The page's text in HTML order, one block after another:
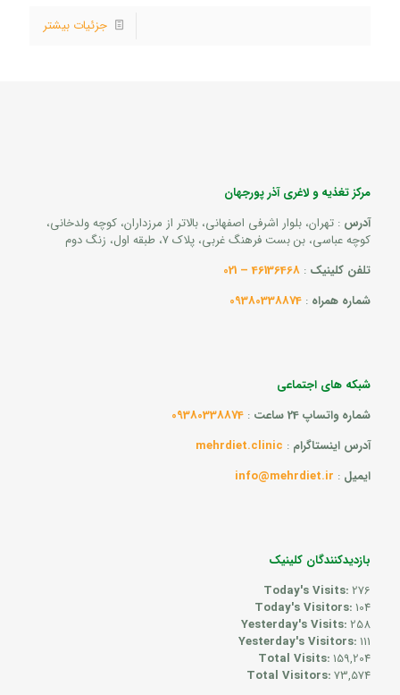
جزئیات بیشتر
مرکز تغذیه و لاغری آذر پورجهان
آدرس : تهران، بلوار اشرفی اصفهانی، بالاتر از مرزداران، کوچه ولدخانی،
کوچه عباسی، بن بست فرهنگ غربی، پلاک 7، طبقه اول، زنگ دوم
تلفن کلینیک :
46136468 – 021
شماره همراه :
09380338874
شبکه های اجتماعی
شماره واتساپ 24 ساعت
:
09380338874
آدرس اینستاگرام :
mehrdiet.clinic
ایمیل :
info@mehrdiet.ir
بازدیدکنندگان کلینیک
Today's Visits:276
Today's Visitors:104
Yesterday's Visits:258
Yesterday's Visitors:111
Total Visits:159,204
Total Visitors:73,574